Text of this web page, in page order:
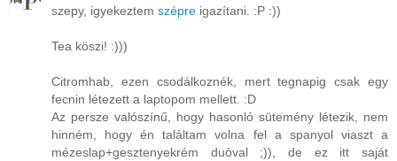
szepy, igyekeztem szépre igazítani. :P :))
Tea köszi! :)))
Citromhab, ezen csodálkoznék, mert tegnapig csak egy
fecnin létezett a laptopom mellett. :D
Az persze valószínű, hogy hasonló sütemény létezik, nem
hinném, hogy én találtam volna fel a spanyol viaszt a
mézeslap+gesztenyekrém duóval ;)), de ez itt saját